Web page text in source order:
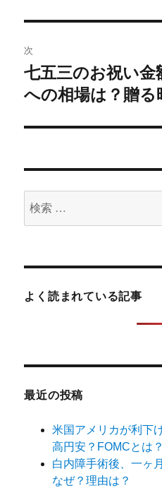
ま い
ウ
で
開
き
ま
ビ
ゲ
ー
ン
投
稿:
次
次
の
稿:
七五三のお祝い
への相場は？贈
よく読まれている記事
最近の投稿
米国アメリカが利下
高円安？FOMCとは？
白内障手術後、一ヶ
なぜ？理由は？